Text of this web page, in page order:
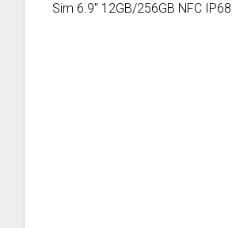
Sim 6.9" 12GB/256GB NFC IP68